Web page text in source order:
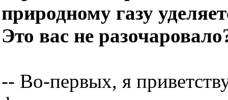
природному газу
Это вас не
-- Во-первых, я